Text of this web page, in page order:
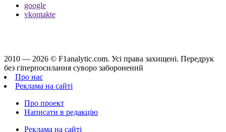
google
vkontakte
2010 — 2026 © F1analytic.com. Усi права захищенi. Передрук
без гіперпосилання суворо заборонений
Про нас
Реклама на сайті
Про проект
Написати в редакцію
Реклама на сайті